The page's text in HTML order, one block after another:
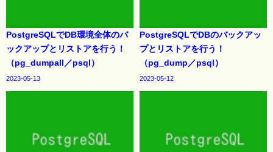
PostgreSQLでDB環境全体のバ
ックアップとリストアを行う！
（pg_dumpall／psql）
2023-05-13
PostgreSQLでDBのバックアッ
プとリストアを行う！
（pg_dump／psql）
2023-05-12